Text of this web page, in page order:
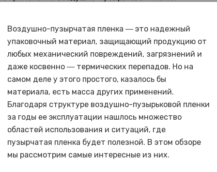
воздушно-пузырьковой
пленки
Воздушно-пузырчатая пленка ― это надежный
упаковочный материал, защищающий продукцию от
любых механический повреждений, загрязнений и
даже косвенно ― термических перепадов. Но на
самом деле у этого простого, казалось бы
материала, есть масса других применений.
Благодаря структуре воздушно-пузырьковой пленки
за годы ее эксплуатации нашлось множество
областей использования и ситуаций, где
пузырчатая пленка будет полезной. В этом обзоре
мы рассмотрим самые интересные из них.